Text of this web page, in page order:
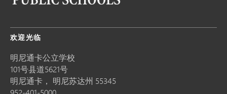
欢迎光临
明尼通卡公立学校
101号县道5621号
明尼通卡， 明尼苏达州 55345